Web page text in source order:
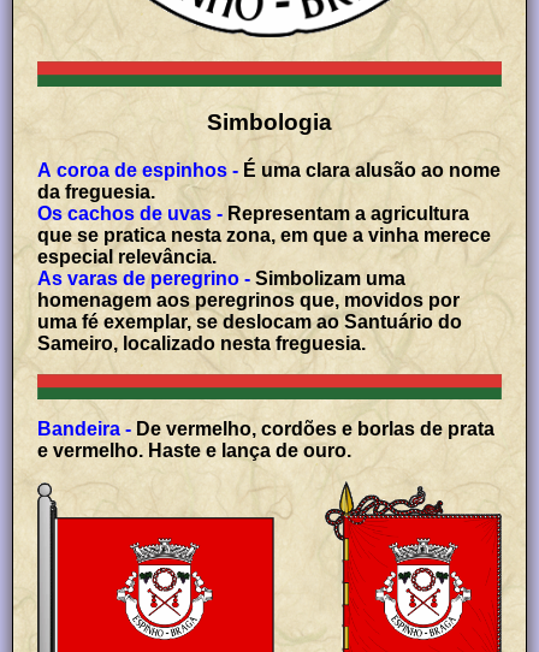
Simbologia
A coroa de espinhos - É uma clara alusão ao nome
da freguesia.
Os cachos de uvas -Representam a agricultura
que se pratica nesta zona, em que a vinha merece
especial relevância.
As varas de peregrino - Simbolizam uma
homenagem aos peregrinos que, movidos por
uma fé exemplar, se deslocam ao Santuário do
Sameiro, localizado nesta freguesia.
Bandeira - De vermelho, cordões e borlas de prata
e vermelho. Haste e lança de ouro.